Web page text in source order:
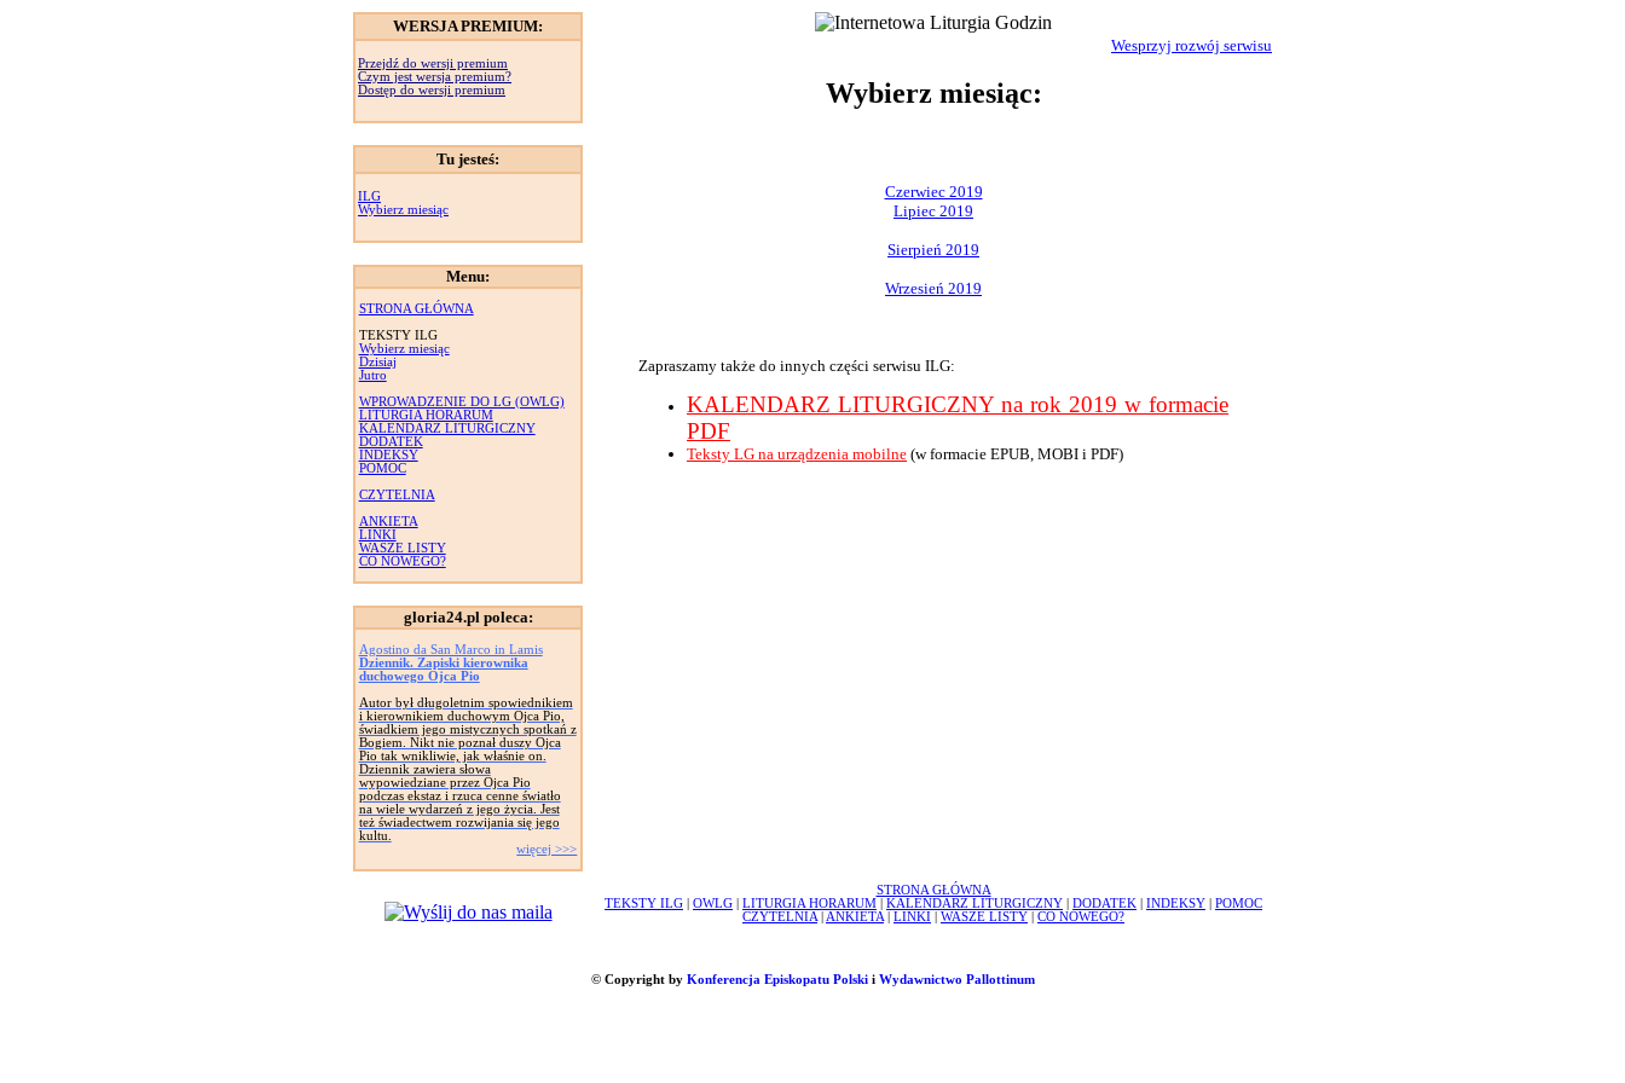
WERSJA PREMIUM:
Przejdź do wersji premium
Czym jest wersja premium?
Dostęp do wersji premium
Tu jesteś:
ILG
Wybierz miesiąc
Menu:
STRONA GŁÓWNA
TEKSTY ILG
Wybierz miesiąc
Dzisiaj
Jutro
WPROWADZENIE DO LG (OWLG)
LITURGIA HORARUM
KALENDARZ LITURGICZNY
DODATEK
INDEKSY
POMOC
CZYTELNIA
ANKIETA
LINKI
WASZE LISTY
CO NOWEGO?
gloria24.pl poleca:
Agostino da San Marco in Lamis
Dziennik. Zapiski kierownika
duchowego Ojca Pio
Autor był długoletnim spowiednikiem
i kierownikiem duchowym Ojca Pio,
świadkiem jego mistycznych spotkań z
Bogiem. Nikt nie poznał duszy Ojca
Pio tak wnikliwie, jak właśnie on.
Dziennik zawiera słowa
wypowiedziane przez Ojca Pio
podczas ekstaz i rzuca cenne światło
na wiele wydarzeń z jego życia. Jest
też świadectwem rozwijania się jego
kultu.
więcej >>>
Wesprzyj rozwój serwisu
Wybierz miesiąc:
Czerwiec 2019
Lipiec 2019
Sierpień 2019
Wrzesień 2019
Zapraszamy także do innych części serwisu ILG:
KALENDARZ LITURGICZNY na rok 2019 w formacie
PDF
Teksty LG na urządzenia mobilne (w formacie EPUB, MOBI i PDF)
STRONA GŁÓWNA
TEKSTY ILG
OWLG LITURGIA HORARUM KALENDARZ LITURGICZNY DODATEK INDEKSY
POMOC
CZYTELNIA
ANKIETA LINKI WASZE LISTY CO NOWEGO?
© Copyright by Konferencja Episkopatu Polskii Wydawnictwo Pallottinum